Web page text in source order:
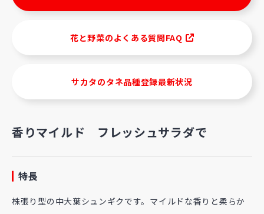
花と野菜のよくある質問FAQ
サカタのタネ品種登録最新状況
香りマイルド フレッシュサラダで
特長
株張り型の中大葉シュンギクです。マイルドな香りと柔らか